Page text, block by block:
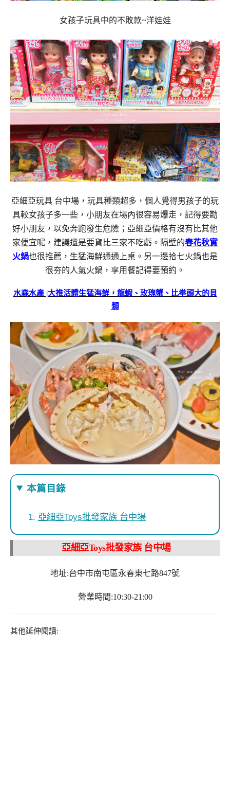
女孩子玩具中的不敗款~洋娃娃
亞細亞玩具 台中場，玩具種類超多，個人覺得男孩子的玩
具較女孩子多一些，小朋友在場內很容易爆走，記得要勘
好小朋友，以免奔跑發生危險；亞細亞價格有沒有比其他
家便宜呢，建議還是要貨比三家不吃虧。隔壁的春花秋實
火鍋也很推薦，生猛海鮮通通上桌。另一邊拾七火鍋也是
很夯的人氣火鍋，享用餐記得要預約。
水森水產 |大推活體生猛海鮮，龍蝦、玫瑰蟹、比拳頭大的貝
類
本篇目錄
亞細亞Toys批發家族 台中場
亞細亞Toys批發家族 台中場
地址:台中市南屯區永春東七路847號
營業時間:10:30-21:00
其他延伸閱讀: